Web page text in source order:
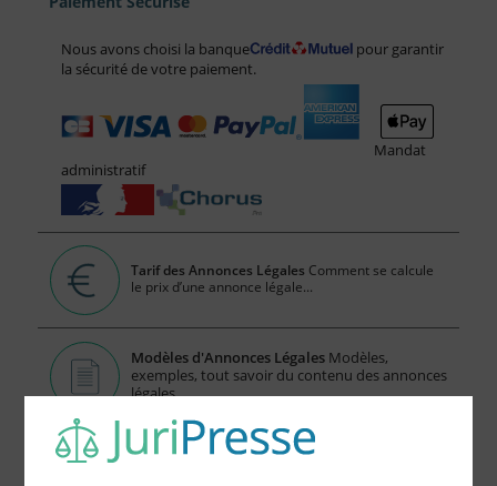
Nous avons choisi la banque
pour garantir
la sécurité de votre paiement.
Mandat
administratif
Tarif des Annonces Légales Comment se calcule
le prix d’une annonce légale...
Modèles d'Annonces Légales Modèles,
exemples, tout savoir du contenu des annonces
légales